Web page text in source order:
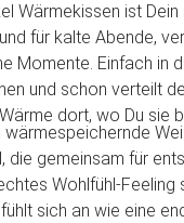
Wärmekissen ist Dein
für kalte Abende,
Momente. Einfach in
und schon verteilt
dort, wo Du sie
wärmespeichernde
die gemeinsam für
Wohlfühl-Feeling
sich an wie eine